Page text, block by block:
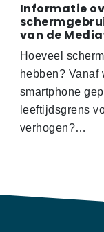
Informatie
van de
Hoeveel
hebben?
smartphone
leeftijdsgrens
verhogen?…